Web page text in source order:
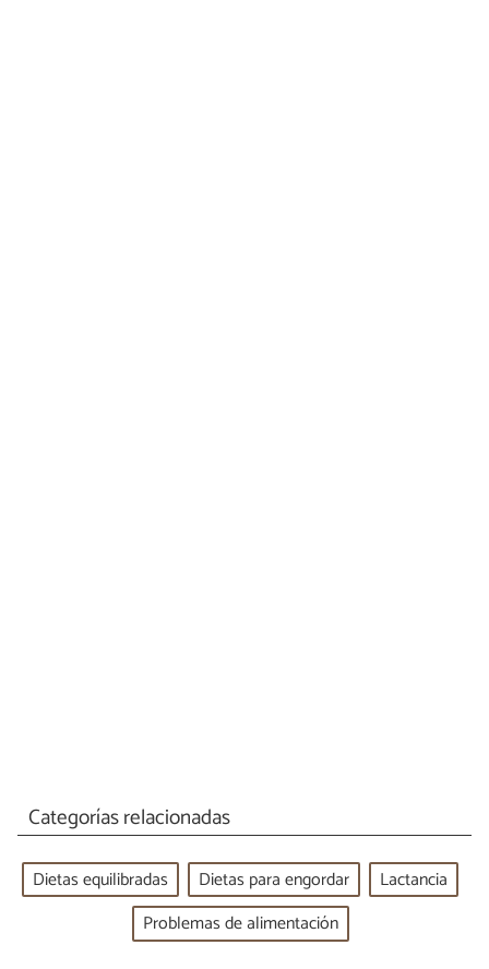
Categorías relacionadas
Dietas equilibradas Dietas para engordar
Lactancia
Problemas de alimentación